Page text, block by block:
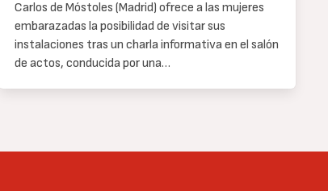
Carlos de Móstoles (Madrid) ofrece a las mujeres
embarazadas la posibilidad de visitar sus
instalaciones tras un charla informativa en el salón
de actos, conducida por una…